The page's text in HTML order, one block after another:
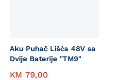
Aku Puhač Lišća 48V sa
Dvije Baterije "TM9"
KM 79,00